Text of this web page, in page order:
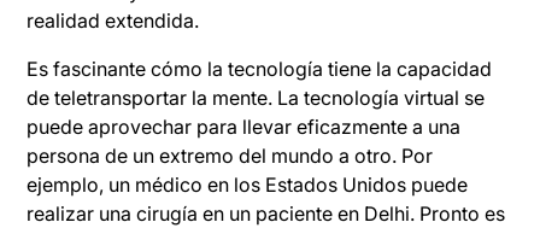
realidad extendida.
Es fascinante cómo la tecnología tiene la capacidad
de teletransportar la mente. La tecnología virtual se
puede aprovechar para llevar eficazmente a una
persona de un extremo del mundo a otro. Por
ejemplo, un médico en los Estados Unidos puede
realizar una cirugía en un paciente en Delhi. Pronto es